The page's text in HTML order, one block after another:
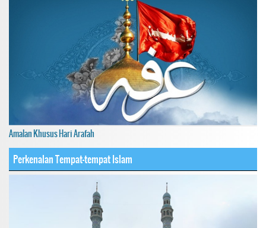
Amalan Khusus Hari Arafah
Perkenalan Tempat-tempat Islam